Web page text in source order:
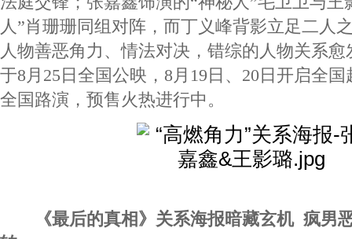
人”肖珊珊同组对阵，而丁义峰背影立足二人
人物善恶角力、情法对决，错综的人物关系
于8月25日全国公映，8月19日、20日开启全
全国路演，预售火热进行中。
《最后的真相》关系海报暗藏玄机 疯男